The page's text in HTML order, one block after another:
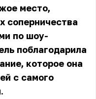
место,
соперничества
по шоу-
поблагодарила
которое она
с самого